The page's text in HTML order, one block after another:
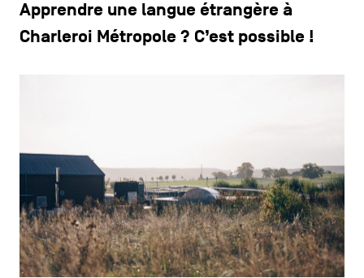
Apprendre une langue étrangère à
Charleroi Métropole ? C’est possible !